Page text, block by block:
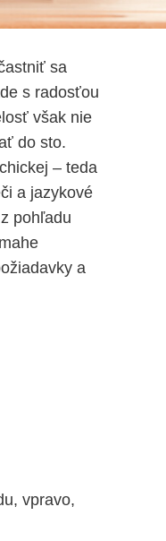
sa
s radosťou
však nie
do sto.
– teda
a jazykové
pohľadu
a
vpravo,